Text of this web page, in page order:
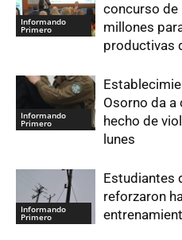
Informando
Primero
concurso de
millones
productivas
Informando
Primero
Osorno da
hecho de
lunes
Informando
Primero
Estudiantes
reforzaron